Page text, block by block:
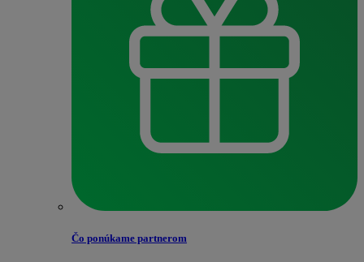
Čo ponúkame partnerom